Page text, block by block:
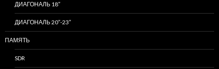
ДИАГОНАЛЬ 18″
ДИАГОНАЛЬ 20″-23″
ПАМЯТЬ
SDR